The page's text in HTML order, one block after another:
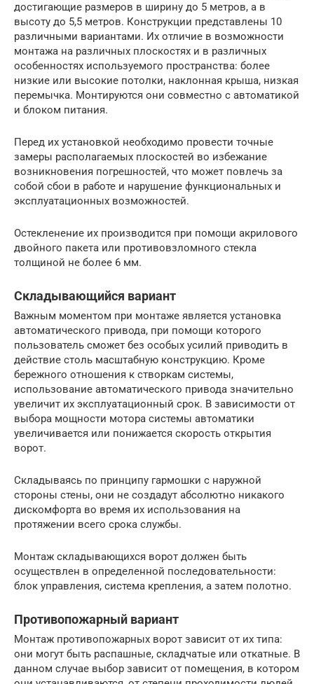
достигающие размеров в ширину до 5 метров, а в
высоту до 5,5 метров. Конструкции представлены 10
различными вариантами. Их отличие в возможности
монтажа на различных плоскостях и в различных
особенностях используемого пространства: более
низкие или высокие потолки, наклонная крыша, низкая
перемычка. Монтируются они совместно с автоматикой
и блоком питания.
Перед их установкой необходимо провести точные
замеры располагаемых плоскостей во избежание
возникновения погрешностей, что может повлечь за
собой сбои в работе и нарушение функциональных и
эксплуатационных возможностей.
Остекленение их производится при помощи акрилового
двойного пакета или противовзломного стекла
толщиной не более 6 мм.
Складывающийся вариант
Важным моментом при монтаже является установка
автоматического привода, при помощи которого
пользователь сможет без особых усилий приводить в
действие столь масштабную конструкцию. Кроме
бережного отношения к створкам системы,
использование автоматического привода значительно
увеличит их эксплуатационный срок. В зависимости от
выбора мощности мотора системы автоматики
увеличивается или понижается скорость открытия
ворот.
Складываясь по принципу гармошки с наружной
стороны стены, они не создадут абсолютно никакого
дискомфорта во время их использования на
протяжении всего срока службы.
Монтаж складывающихся ворот должен быть
осуществлен в определенной последовательности:
блок управления, система крепления, а затем полотно.
Противопожарный вариант
Монтаж противопожарных ворот зависит от их типа:
они могут быть распашные, складчатые или откатные. В
данном случае выбор зависит от помещения, в котором